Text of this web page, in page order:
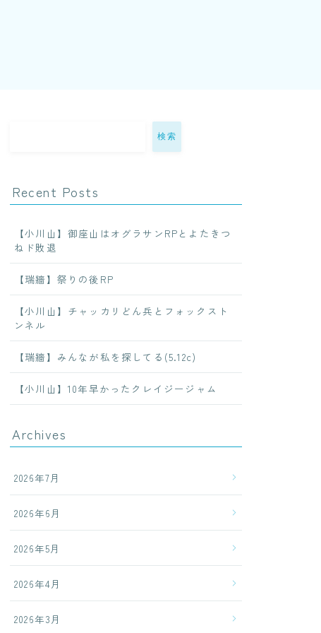
検索
Recent Posts
【小川山】御座山はオグラサンRPとよたきつ
ねド敗退
【瑞牆】祭りの後RP
【小川山】チャッカリどん兵とフォックスト
ンネル
【瑞牆】みんなが私を探してる(5.12c)
【小川山】10年早かったクレイジージャム
Archives
2026年7月
2026年6月
2026年5月
2026年4月
2026年3月